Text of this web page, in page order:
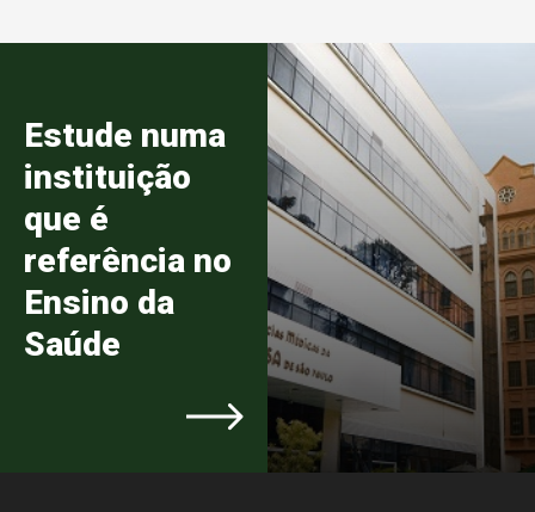
Estude numa
instituição
que é
referência no
Ensino da
Saúde